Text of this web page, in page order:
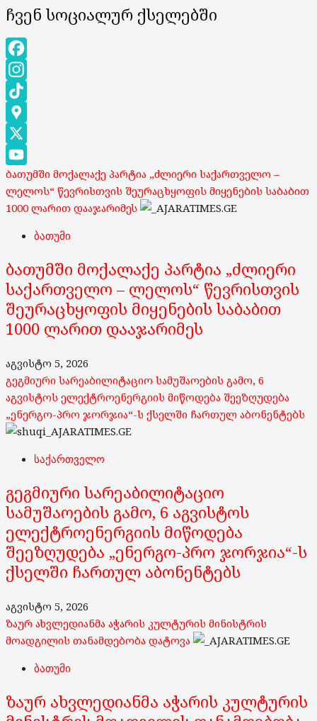
ჩვენ სოციალურ ქსელებში
Facebook
Instagram
TikTok
Google
Maps
X
YouTube
Channel
ბათუმში მოქალაქე პარტია „ძლიერი საქართველო –
ლელოს“ წევრისთვის შეურაცხყოფის მიყენების საბაბით
1000 ლარით დააჯარიმეს
ბათუმი
ბათუმში მოქალაქე პარტია „ძლიერი
საქართველო – ლელოს“ წევრისთვის
შეურაცხყოფის მიყენების საბაბით
1000 ლარით დააჯარიმეს
აგვისტო 5, 2026
გეგმიური სარეაბილიტაციო სამუშაოების გამო, 6
აგვისტოს ელექტროენერგიის მიწოდება შეეზღუდება
„ენერგო-პრო ჯორჯია“-ს ქსელში ჩართულ აბონენტებს
საქართველო
გეგმიური სარეაბილიტაციო
სამუშაოების გამო, 6 აგვისტოს
ელექტროენერგიის მიწოდება
შეეზღუდება „ენერგო-პრო ჯორჯია“-ს
ქსელში ჩართულ აბონენტებს
აგვისტო 5, 2026
ზაურ ახვლედიანმა აჭარის კულტურის მინისტრის
მოადგილის თანამდებობა დატოვა
ბათუმი
ზაურ ახვლედიანმა აჭარის კულტურის